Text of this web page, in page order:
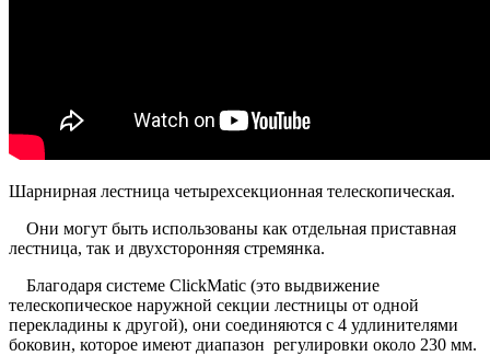
Шарнирная лестница четырехсекционная телескопическая.
Они могут быть использованы как отдельная приставная
лестница, так и двухсторонняя стремянка.
Благодаря системе ClickMatic (это выдвижение
телескопическое наружной секции лестницы от одной
перекладины к другой), они соединяются с 4 удлинителями
боковин, которое имеют диапазон регулировки около 230 мм.